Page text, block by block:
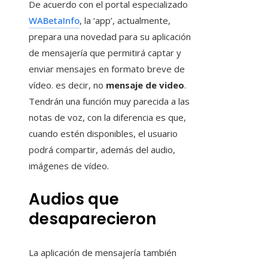
De acuerdo con el portal especializado
WABetaInfo, la ‘app’, actualmente,
prepara una novedad para su aplicación
de mensajería que permitirá captar y
enviar mensajes en formato breve de
vídeo. es decir, no mensaje de video.
Tendrán una función muy parecida a las
notas de voz, con la diferencia es que,
cuando estén disponibles, el usuario
podrá compartir, además del audio,
imágenes de vídeo.
Audios que
desaparecieron
La aplicación de mensajería también